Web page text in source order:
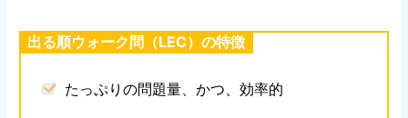
出る順ウォーク問（LEC）の特徴
たっぷりの問題量、かつ、効率的